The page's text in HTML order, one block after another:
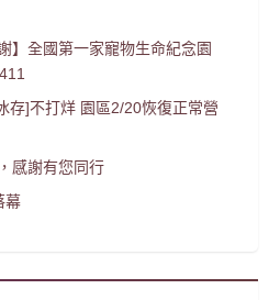
】全國第一家寵物生命紀念園
存]不打烊 園區2/20恢復正常營
感謝有您同行
幕